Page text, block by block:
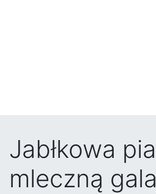
Jabłkowa
mleczną